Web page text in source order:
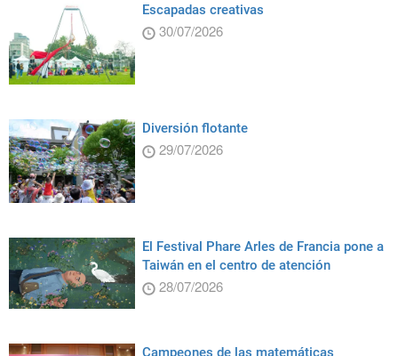
Escapadas creativas
30/07/2026
Diversión flotante
29/07/2026
El Festival Phare Arles de Francia pone a
Taiwán en el centro de atención
28/07/2026
Campeones de las matemáticas